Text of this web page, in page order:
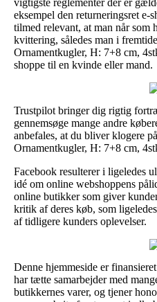
eksempel den returneringsret e-
tilmed relevant, at man når som
kvittering, således man i
Ornamentkugler, H: 7+8 cm,
shoppe til en kvinde eller mand.
Trustpilot bringer dig rigtig
gennemsøge mange andre
anbefales, at du bliver klogere
Ornamentkugler, H: 7+8 cm,
Facebook resulterer i ligeledes
idé om online webshoppens
online butikker som giver
kritik af deres køb, som
af tidligere kunders oplevelser.
Denne hjemmeside er
har tætte samarbejder med
butikkernes varer, og tjener